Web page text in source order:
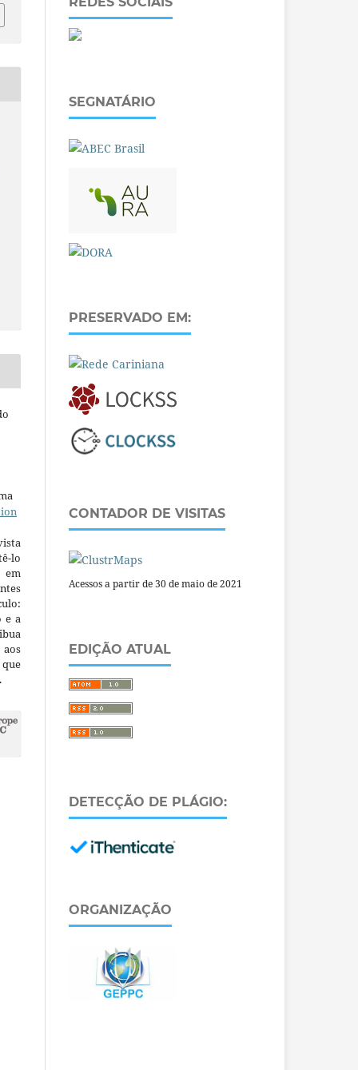
lo
em
e a
SEGNATÁRIO
PRESERVADO EM:
CONTADOR DE VISITAS
Acessos a partir de 30 de maio de 2021
EDIÇÃO ATUAL
DETECÇÃO DE PLÁGIO:
ORGANIZAÇÃO